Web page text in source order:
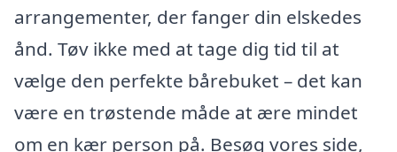
arrangementer, der fanger din elskedes
ånd. Tøv ikke med at tage dig tid til at
vælge den perfekte bårebuket – det kan
være en trøstende måde at ære mindet
om en kær person på. Besøg vores side,